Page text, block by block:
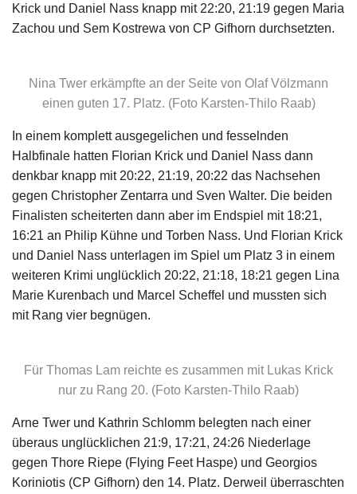
Krick und Daniel Nass knapp mit 22:20, 21:19 gegen Maria
Zachou und Sem Kostrewa von CP Gifhorn durchsetzten.
Nina Twer erkämpfte an der Seite von Olaf Völzmann
einen guten 17. Platz. (Foto Karsten-Thilo Raab)
In einem komplett ausgegelichen und fesselnden
Halbfinale hatten Florian Krick und Daniel Nass dann
denkbar knapp mit 20:22, 21:19, 20:22 das Nachsehen
gegen Christopher Zentarra und Sven Walter. Die beiden
Finalisten scheiterten dann aber im Endspiel mit 18:21,
16:21 an Philip Kühne und Torben Nass. Und Florian Krick
und Daniel Nass unterlagen im Spiel um Platz 3 in einem
weiteren Krimi unglücklich 20:22, 21:18, 18:21 gegen Lina
Marie Kurenbach und Marcel Scheffel und mussten sich
mit Rang vier begnügen.
Für Thomas Lam reichte es zusammen mit Lukas Krick
nur zu Rang 20. (Foto Karsten-Thilo Raab)
Arne Twer und Kathrin Schlomm belegten nach einer
überaus unglücklichen 21:9, 17:21, 24:26 Niederlage
gegen Thore Riepe (Flying Feet Haspe) und Georgios
Koriniotis (CP Gifhorn) den 14. Platz. Derweil überraschten